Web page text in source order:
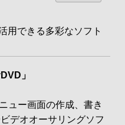
用できる多彩なソフト
」
ュー画面の作成、書き
デオオーサリングソフ